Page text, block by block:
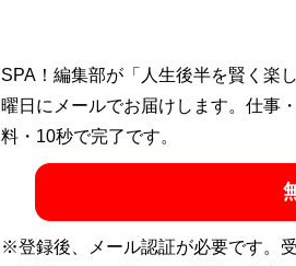
SPA！編集部が「人生後半を賢く楽
曜日にメールでお届けします。仕事
料・10秒で完了です。
※登録後、メール認証が必要です。